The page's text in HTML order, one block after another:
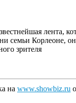
лента,
семьи Корлеоне,
зрителя
на www.showbiz.ru